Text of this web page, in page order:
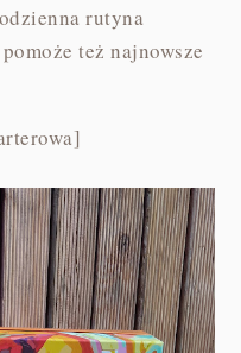
rutyna
też najnowsze